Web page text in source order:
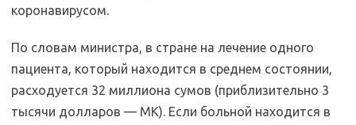
коронавирусом.
По словам министра, в стране на лечение одного
пациента, который находится в среднем состоянии,
расходуется 32 миллиона сумов (приблизительно 3
тысячи долларов — МК). Если больной находится в